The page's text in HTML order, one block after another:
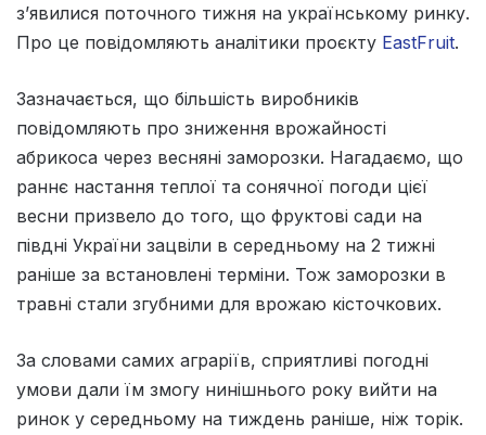
з’явилися поточного тижня на українському ринку.
Про це повідомляють аналітики проєкту EastFruit.
Зазначається, що більшість виробників
повідомляють про зниження врожайності
абрикоса через весняні заморозки. Нагадаємо, що
раннє настання теплої та сонячної погоди цієї
весни призвело до того, що фруктові сади на
півдні України зацвіли в середньому на 2 тижні
раніше за встановлені терміни. Тож заморозки в
травні стали згубними для врожаю кісточкових.
За словами самих аграріїв, сприятливі погодні
умови дали їм змогу нинішнього року вийти на
ринок у середньому на тиждень раніше, ніж торік.